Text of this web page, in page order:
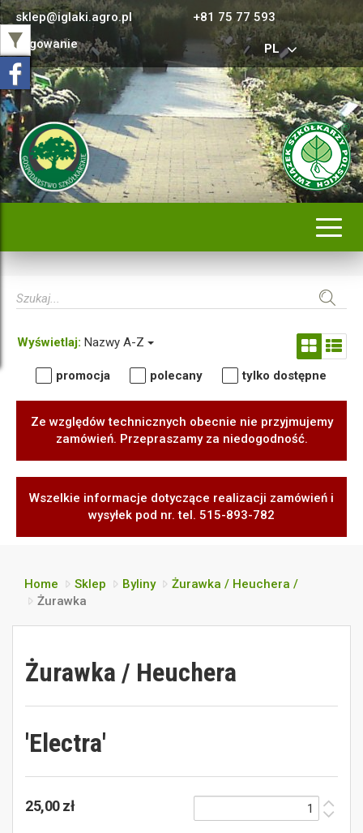
sklep@iglaki.agro.pl
+81 75 77 593
Logowanie
PL
Wyświetlaj: Nazwy A-Z
promocja polecany tylko dostępne
Ze względów technicznych obecnie nie przyjmujemy
zamówień. Przepraszamy za niedogodność.
Wszelkie informacje dotyczące realizacji zamówień i
wysyłek pod nr. tel. 515-893-782
Home Sklep Byliny
Żurawka / Heuchera /
Żurawka
Żurawka / Heuchera
'Electra'
25,00 zł